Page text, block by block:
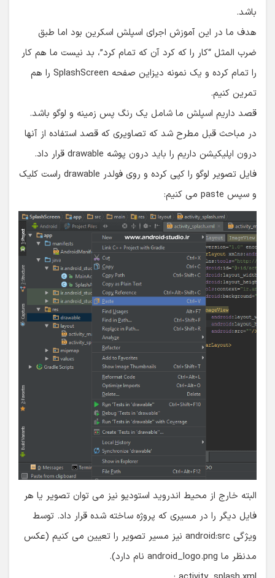
باشد.
هدف ما در این آموزش اجرای اسپلش اسکرین بود اما طبق
ضرب المثل “کار را که کرد آن که تمام کرد”، بد نیست ما هم کار
را تمام کرده و یک نمونه دیزاین صفحه SplashScreen را هم
تمرین کنیم.
قصد داریم اسپلش ما شامل یک رنگ پس زمینه و لوگو باشد.
در مباحث قبل مطرح شد که تصاویری که قصد استفاده از آنها
درون اپلیکیشن داریم را باید درون پوشه drawable قرار داد.
فایل تصویر لوگو را کپی کرده و روی فولدر drawable راست کلیک
و سپس paste می کنیم:
البته خارج از محیط اندروید استودیو نیز می توان تصویر یا هر
فایل دیگر را در مسیری که پروژه ساخته شده قرار داد. توسط
ویژگی android:src نیز مسیر تصویر را تعیین می کنیم (عکس
مدنظر ما android_logo.png نام دارد).